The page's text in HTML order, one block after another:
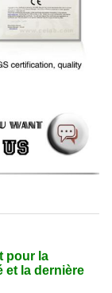
pour la
et la dernière